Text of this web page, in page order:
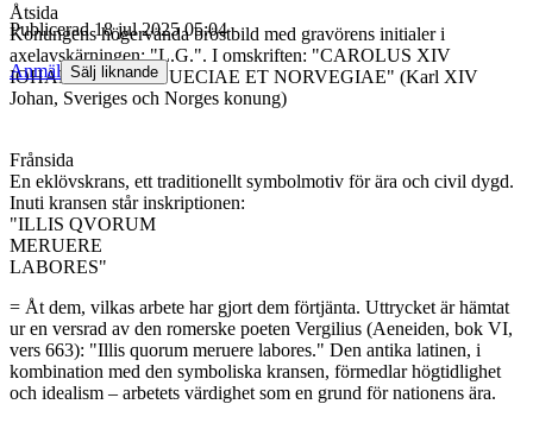
Åtsida
Konungens högervända bröstbild med gravörens initialer i
axelavskärningen: "L.G.". I omskriften: "CAROLUS XIV
IOHANNES REX SUECIAE ET NORVEGIAE" (Karl XIV
Johan, Sveriges och Norges konung)
Frånsida
En eklövskrans, ett traditionellt symbolmotiv för ära och civil dygd.
Inuti kransen står inskriptionen:
"ILLIS QVORUM
MERUERE
LABORES"
= Åt dem, vilkas arbete har gjort dem förtjänta. Uttrycket är hämtat
ur en versrad av den romerske poeten Vergilius (Aeneiden, bok VI,
vers 663): "Illis quorum meruere labores." Den antika latinen, i
kombination med den symboliska kransen, förmedlar högtidlighet
och idealism – arbetets värdighet som en grund för nationens ära.
Publicerad 18 jul 2025 05:04
Anmäl Sälj liknande